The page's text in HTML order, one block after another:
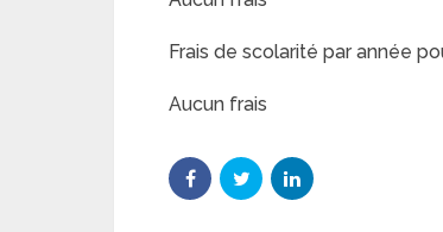
Frais de scolarité par année
Aucun frais